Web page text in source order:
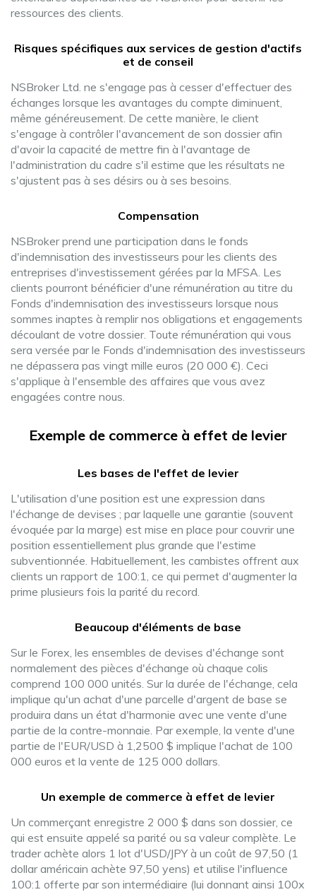
ressources des clients.
Risques spécifiques aux services de gestion d'actifs
et de conseil
NSBroker Ltd. ne s'engage pas à cesser d'effectuer des
échanges lorsque les avantages du compte diminuent,
même généreusement. De cette manière, le client
s'engage à contrôler l'avancement de son dossier afin
d'avoir la capacité de mettre fin à l'avantage de
l'administration du cadre s'il estime que les résultats ne
s'ajustent pas à ses désirs ou à ses besoins.
Compensation
NSBroker prend une participation dans le fonds
d'indemnisation des investisseurs pour les clients des
entreprises d'investissement gérées par la MFSA. Les
clients pourront bénéficier d'une rémunération au titre du
Fonds d'indemnisation des investisseurs lorsque nous
sommes inaptes à remplir nos obligations et engagements
découlant de votre dossier. Toute rémunération qui vous
sera versée par le Fonds d'indemnisation des investisseurs
ne dépassera pas vingt mille euros (20 000 €). Ceci
s'applique à l'ensemble des affaires que vous avez
engagées contre nous.
Exemple de commerce à effet de levier
Les bases de l'effet de levier
L'utilisation d'une position est une expression dans
l'échange de devises ; par laquelle une garantie (souvent
évoquée par la marge) est mise en place pour couvrir une
position essentiellement plus grande que l'estime
subventionnée. Habituellement, les cambistes offrent aux
clients un rapport de 100:1, ce qui permet d'augmenter la
prime plusieurs fois la parité du record.
Beaucoup d'éléments de base
Sur le Forex, les ensembles de devises d'échange sont
normalement des pièces d'échange où chaque colis
comprend 100 000 unités. Sur la durée de l'échange, cela
implique qu'un achat d'une parcelle d'argent de base se
produira dans un état d'harmonie avec une vente d'une
partie de la contre-monnaie. Par exemple, la vente d'une
partie de l'EUR/USD à 1,2500 $ implique l'achat de 100
000 euros et la vente de 125 000 dollars.
Un exemple de commerce à effet de levier
Un commerçant enregistre 2 000 $ dans son dossier, ce
qui est ensuite appelé sa parité ou sa valeur complète. Le
trader achète alors 1 lot d'USD/JPY à un coût de 97,50 (1
dollar américain achète 97,50 yens) et utilise l'influence
100:1 offerte par son intermédiaire (lui donnant ainsi 100x